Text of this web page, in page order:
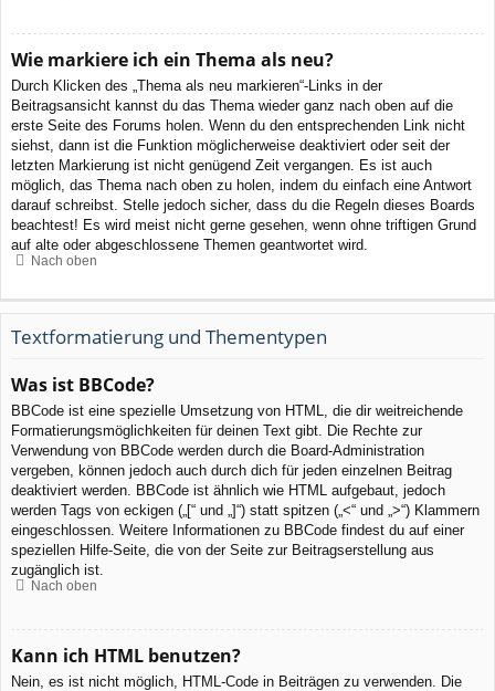
Wie markiere ich ein Thema als neu?
Durch Klicken des „Thema als neu markieren“-Links in der
Beitragsansicht kannst du das Thema wieder ganz nach oben auf die
erste Seite des Forums holen. Wenn du den entsprechenden Link nicht
siehst, dann ist die Funktion möglicherweise deaktiviert oder seit der
letzten Markierung ist nicht genügend Zeit vergangen. Es ist auch
möglich, das Thema nach oben zu holen, indem du einfach eine Antwort
darauf schreibst. Stelle jedoch sicher, dass du die Regeln dieses Boards
beachtest! Es wird meist nicht gerne gesehen, wenn ohne triftigen Grund
auf alte oder abgeschlossene Themen geantwortet wird.
Nach oben
Textformatierung und Thementypen
Was ist BBCode?
BBCode ist eine spezielle Umsetzung von HTML, die dir weitreichende
Formatierungsmöglichkeiten für deinen Text gibt. Die Rechte zur
Verwendung von BBCode werden durch die Board-Administration
vergeben, können jedoch auch durch dich für jeden einzelnen Beitrag
deaktiviert werden. BBCode ist ähnlich wie HTML aufgebaut, jedoch
werden Tags von eckigen („[“ und „]“) statt spitzen („<“ und „>“) Klammern
eingeschlossen. Weitere Informationen zu BBCode findest du auf einer
speziellen Hilfe-Seite, die von der Seite zur Beitragserstellung aus
zugänglich ist.
Nach oben
Kann ich HTML benutzen?
Nein, es ist nicht möglich, HTML-Code in Beiträgen zu verwenden. Die